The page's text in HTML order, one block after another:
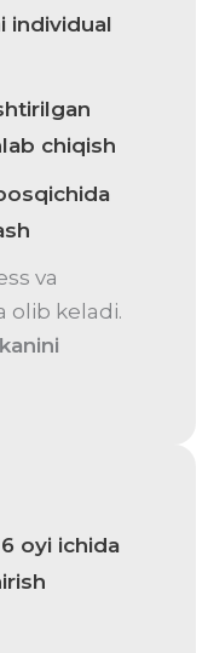
individual
chiqish
va
olib keladi.
oyi ichida